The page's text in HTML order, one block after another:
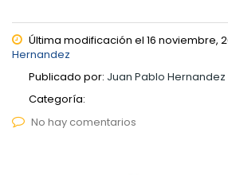
Última modificación el 16 noviembre,
Hernandez
Publicado por: Juan Pablo Hernandez
Categoría:
No hay comentarios